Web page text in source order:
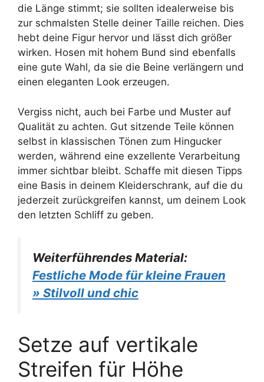
die Länge stimmt; sie sollten idealerweise bis
zur schmalsten Stelle deiner Taille reichen. Dies
hebt deine Figur hervor und lässt dich größer
wirken. Hosen mit hohem Bund sind ebenfalls
eine gute Wahl, da sie die Beine verlängern und
einen eleganten Look erzeugen.
Vergiss nicht, auch bei Farbe und Muster auf
Qualität zu achten. Gut sitzende Teile können
selbst in klassischen Tönen zum Hingucker
werden, während eine exzellente Verarbeitung
immer sichtbar bleibt. Schaffe mit diesen Tipps
eine Basis in deinem Kleiderschrank, auf die du
jederzeit zurückgreifen kannst, um deinem Look
den letzten Schliff zu geben.
Weiterführendes Material:
Festliche Mode für kleine Frauen
» Stilvoll und chic
Setze auf vertikale
Streifen für Höhe